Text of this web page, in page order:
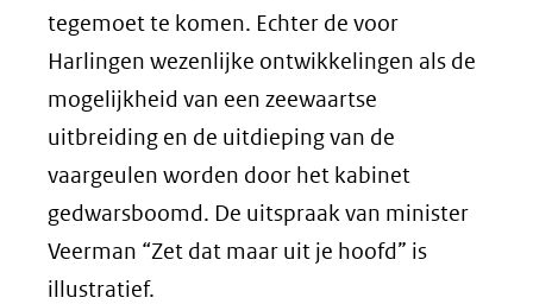
tegemoet te komen. Echter de voor
Harlingen wezenlijke ontwikkelingen als de
mogelijkheid van een zeewaartse
uitbreiding en de uitdieping van de
vaargeulen worden door het kabinet
gedwarsboomd. De uitspraak van minister
Veerman “Zet dat maar uit je hoofd” is
illustratief.